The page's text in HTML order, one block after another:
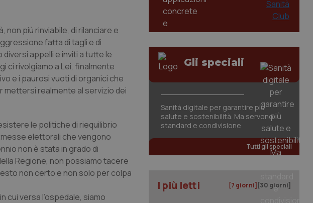
non più rinviabile, di rilanciare e
fatta di tagli e di
appelli e inviti a tutte le
ci rivolgiamo a Lei, finalmente
e i paurosi vuoti di organici che
mettersi realmente al servizio dei
le politiche di riequilibrio
elettorali che vengono
non è stata in grado di
Regione, non possiamo tacere
non certo e non solo per colpa
versa l’ospedale, siamo
Gli speciali
Sanità digitale per garantire più
salute e sostenibilità. Ma servono
standard e condivisione
Tutti gli speciali
I più letti [7 giorni] [30 giorni]